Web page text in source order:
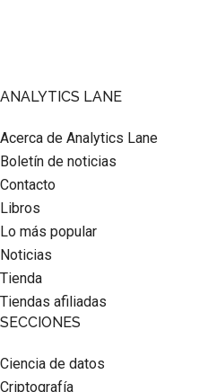
Footer
ANALYTICS LANE
Acerca de Analytics Lane
Boletín de noticias
Contacto
Libros
Lo más popular
Noticias
Tienda
Tiendas afiliadas
SECCIONES
Ciencia de datos
Criptografía